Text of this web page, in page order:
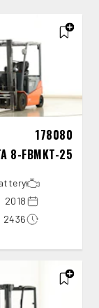
178080
8-FBMKT-25
2018
2436